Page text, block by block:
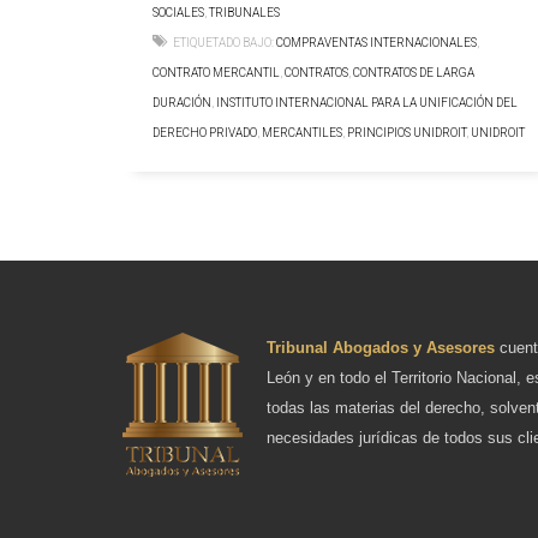
SOCIALES, TRIBUNALES
ETIQUETADO BAJO:COMPRAVENTAS INTERNACIONALES,
CONTRATO MERCANTIL,CONTRATOS,CONTRATOS DE LARGA
DURACIÓN, INSTITUTO INTERNACIONAL PARA LA UNIFICACIÓN DEL
DERECHO PRIVADO, MERCANTILES, PRINCIPIOS UNIDROIT , UNIDROIT
Tribunal Abogados y Asesores
León y en todo el Territorio Nacional,
todas las materias del derecho,
necesidades jurídicas de todos sus